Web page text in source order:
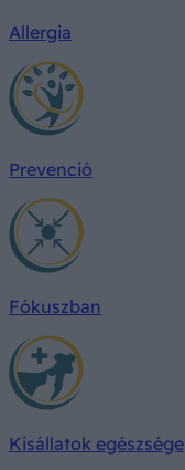
Allergia
Prevenció
Fókuszban
Kisállatok egészsége